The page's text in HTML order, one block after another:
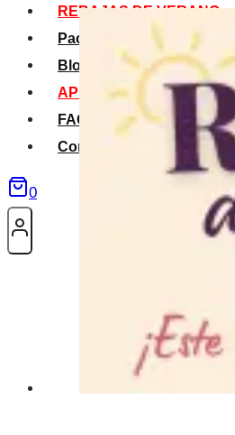
REBAJAS DE VERANO
Packs Verano
Blog
APP La Tribu
FAQS
Contacto
0